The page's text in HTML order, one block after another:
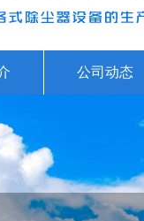
公司动态